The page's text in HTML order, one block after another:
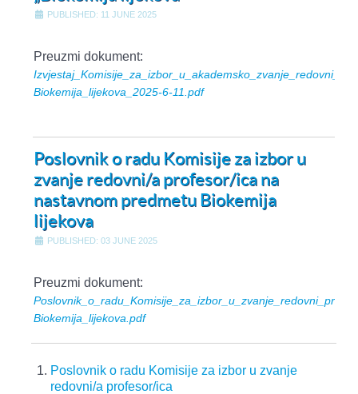
PUBLISHED: 11 JUNE 2025
Preuzmi dokument:
Biokemija_lijekova_2025-6-11.pdf
Poslovnik o radu Komisije za izbor u
zvanje redovni/a profesor/ica na
nastavnom predmetu Biokemija
lijekova
PUBLISHED: 03 JUNE 2025
Preuzmi dokument:
Biokemija_lijekova.pdf
Poslovnik o radu Komisije za izbor u zvanje
redovni/a profesor/ica